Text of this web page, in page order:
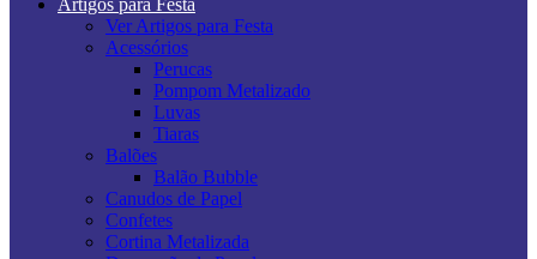
Artigos para Festa
Ver Artigos para Festa
Acessórios
Perucas
Pompom Metalizado
Luvas
Tiaras
Balões
Balão Bubble
Canudos de Papel
Confetes
Cortina Metalizada